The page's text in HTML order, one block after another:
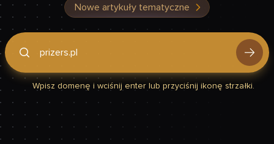
Nowe artykuły tematyczne
Podaj domenę, by sprawdzić, czy Twoja strona jest szybka
Wpisz domenę i wciśnij enter lub przyciśnij ikonę strzałki.